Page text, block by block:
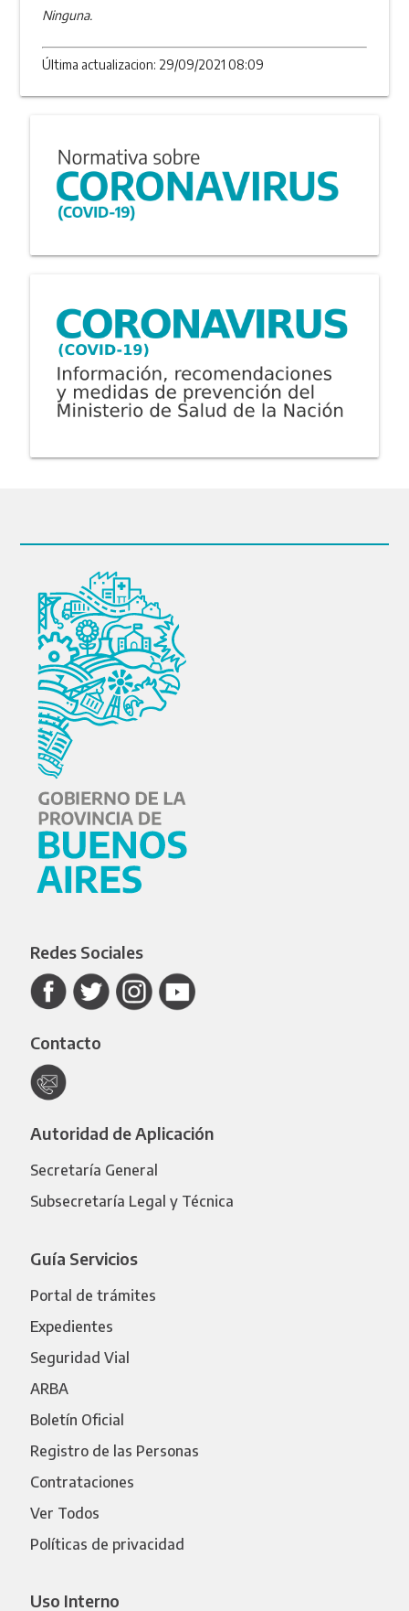
Ninguna.
Última actualizacion: 29/09/2021 08:09
Redes Sociales
Contacto
Autoridad de Aplicación
Secretaría General
Subsecretaría Legal y Técnica
Guía Servicios
Portal de trámites
Expedientes
Seguridad Vial
ARBA
Boletín Oficial
Registro de las Personas
Contrataciones
Ver Todos
Políticas de privacidad
Uso Interno